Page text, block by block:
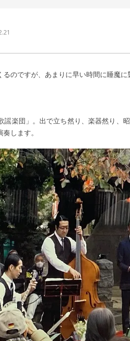
のですが、あまりに早い時間に睡魔
楽団」。出で立ち然り、楽器然り、
します。